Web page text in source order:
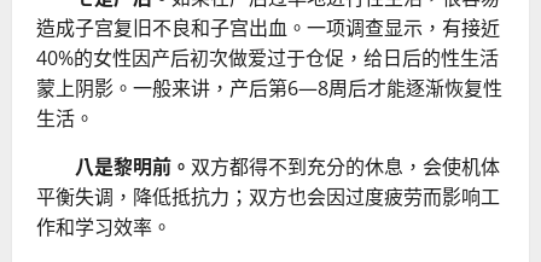
造成子宫复旧不良和子宫出血。一项调查显示，有接近
40%的女性因产后初次做爱过于仓促，给日后的性生活
蒙上阴影。一般来讲，产后第6—8周后才能逐渐恢复性
生活。
八是黎明前。 双方都得不到充分的休息，会使机体
平衡失调，降低抵抗力；双方也会因过度疲劳而影响工
作和学习效率。